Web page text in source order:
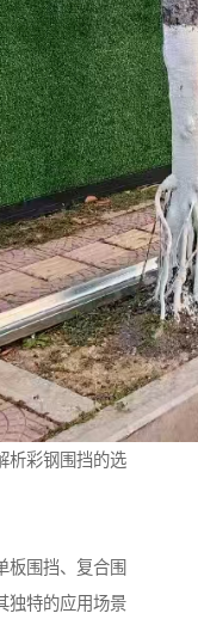
析彩钢围挡的选
板围挡、复合围
独特的应用场景